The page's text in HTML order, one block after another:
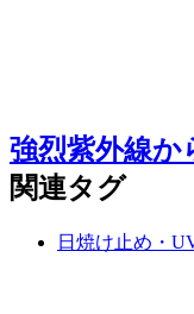
強烈紫外線か
関連タグ
日焼け止め・